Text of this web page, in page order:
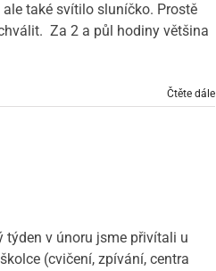
také svítilo sluníčko. Prostě
Za 2 a půl hodiny většina
Čtěte dále
týden v únoru jsme přivítali u
(cvičení, zpívání, centra